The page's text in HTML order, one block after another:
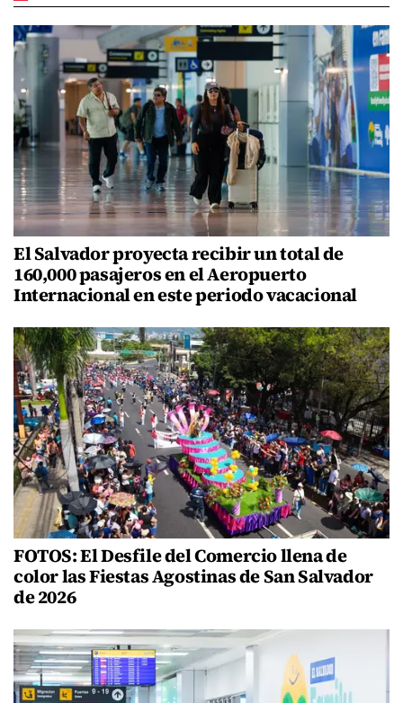
El Salvador proyecta recibir un total de
160,000 pasajeros en el Aeropuerto
Internacional en este periodo vacacional
FOTOS: El Desfile del Comercio llena de
color las Fiestas Agostinas de San Salvador
de 2026